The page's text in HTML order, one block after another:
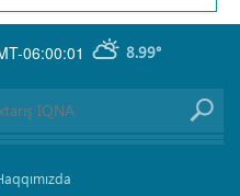
06:00:01 8.99°